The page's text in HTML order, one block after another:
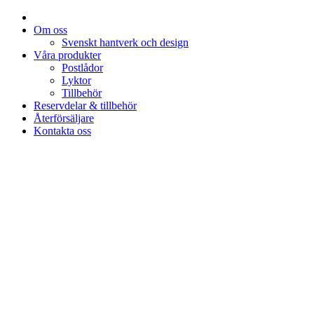
Om oss
Svenskt hantverk och design
Våra produkter
Postlådor
Lyktor
Tillbehör
Reservdelar & tillbehör
Återförsäljare
Kontakta oss